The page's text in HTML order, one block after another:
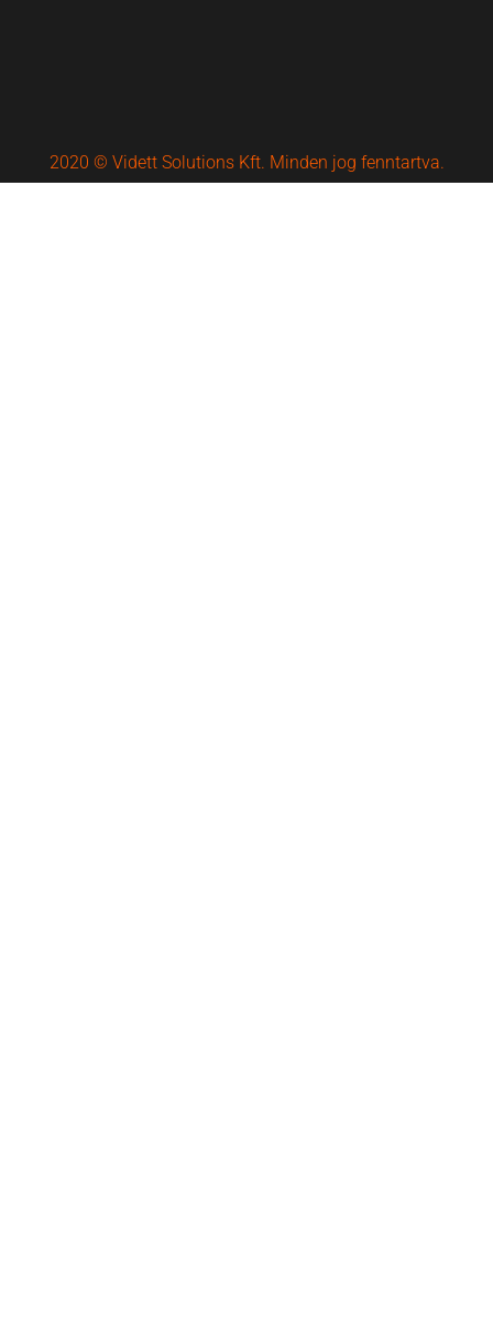
2020 © Vidett Solutions Kft. Minden jog fenntartva.